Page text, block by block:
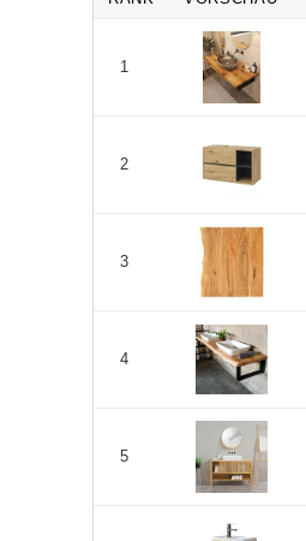
1
2
3
4
5